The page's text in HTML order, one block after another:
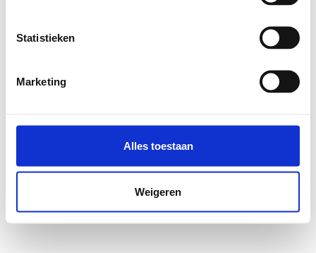
Statistieken
Marketing
Alles toestaan
Weigeren